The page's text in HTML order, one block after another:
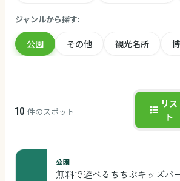
ジャンルから探す:
公園 その他 観光名所
10 件のスポット
リス
ト
公園
無料で遊べるちちぶキッズパ